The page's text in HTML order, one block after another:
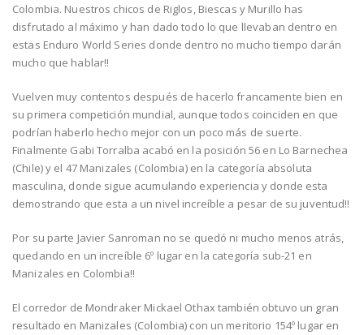
Colombia. Nuestros chicos de Riglos, Biescas y Murillo has
disfrutado al máximo y han dado todo lo que llevaban dentro en
estas Enduro World Series donde dentro no mucho tiempo darán
mucho que hablar!!
Vuelven muy contentos después de hacerlo francamente bien en
su primera competición mundial, aunque todos coinciden en que
podrían haberlo hecho mejor con un poco más de suerte.
Finalmente Gabi Torralba acabó en la posición 56 en Lo Barnechea
(Chile) y el 47 Manizales (Colombia) en la categoría absoluta
masculina, donde sigue acumulando experiencia y donde esta
demostrando que esta a un nivel increíble a pesar de su juventud!!
Por su parte Javier Sanroman no se quedó ni mucho menos atrás,
quedando en un increíble 6º lugar en la categoría sub-21 en
Manizales en Colombia!!
El corredor de Mondraker Mickael Othax también obtuvo un gran
resultado en Manizales (Colombia) con un meritorio 154º lugar en